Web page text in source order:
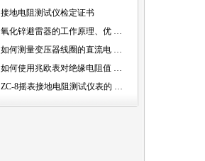
接地电阻测试仪检定证书
氧化锌避雷器的工作原理、优 …
如何测量变压器线圈的直流电 …
如何使用兆欧表对绝缘电阻值 …
ZC-8摇表接地电阻测试仪表的 …